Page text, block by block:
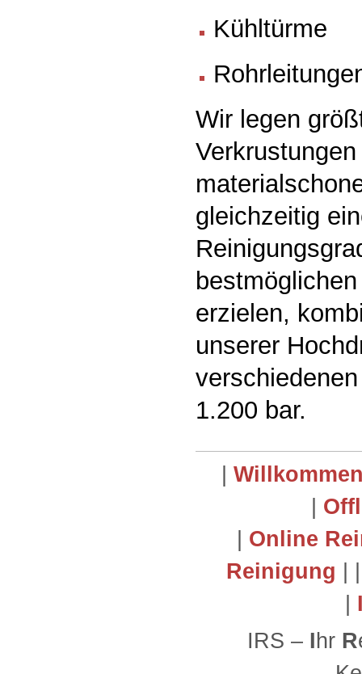
Kühltürme
Wir legen
gleichzeitig
erzielen,
unserer
1.200 bar.
Online
Reinigung
IRS – I hr R